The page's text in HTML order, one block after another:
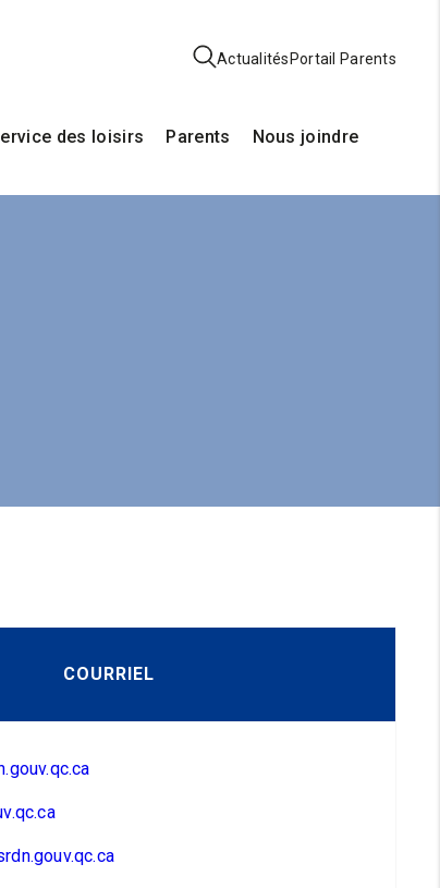
Actualités Portail Parents
des loisirs Parents Nous joindre
COURRIEL